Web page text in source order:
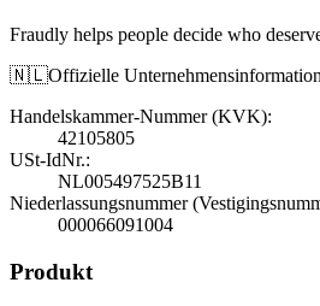
Fraudly helps people decide who
🇳🇱Offizielle
Handelskammer-Nummer (KVK):
42105805
USt-IdNr.:
NL005497525B11
Niederlassungsnummer
000066091004
Produkt